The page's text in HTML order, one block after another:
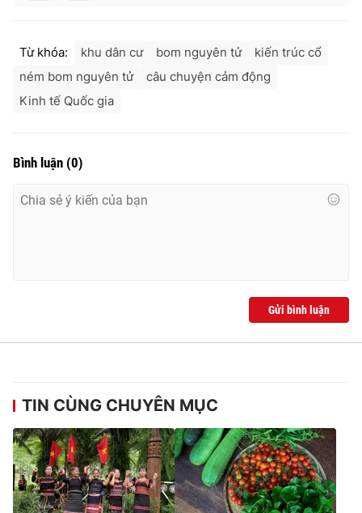
Ðiện thoại Thời báo VTV:
024.66 897 897
Email: toasoan@vtv.vn
Liên hệ quảng cáo:
® Cấm sao chép dưới mọi hình thức nếu không có sự chấp
thuận bằng văn bản. Ghi rõ nguồn VTV.vn khi phát hành lại
Từ khóa: khu dân cư bom nguyên tử
kiến trúc cổ
ném bom nguyên tử
câu chuyện cảm động
Kinh tế Quốc gia
Bình luận (0)
Gửi bình luận
TIN CÙNG CHUYÊN MỤC